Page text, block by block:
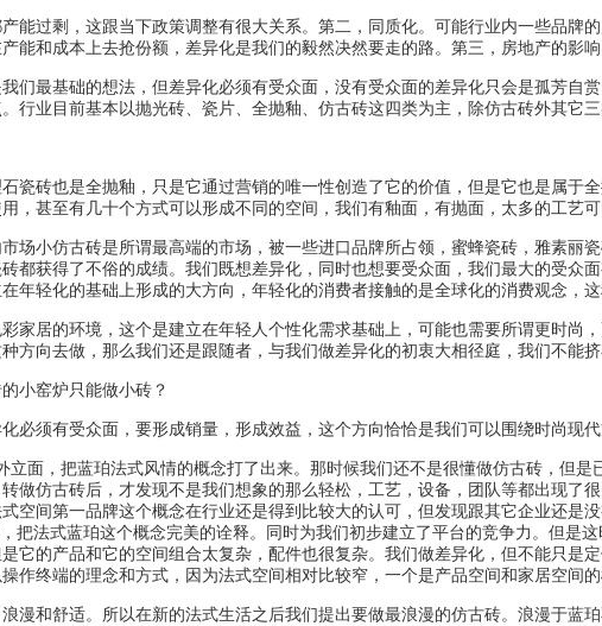
过剩，这跟当下政策调整有很大关系。第二，同质化。可能行业内一些品牌
能和成本上去抢份额，差异化是我们的毅然决然要走的路。第三，房地产的影响
最基础的想法，但差异化必须有受众面，没有受众面的差异化只会是孤芳自
行业目前基本以抛光砖、瓷片、全抛釉、仿古砖这四类为主，除仿古砖外其它
砖也是全抛釉，只是它通过营销的唯一性创造了它的价值，但是它也是属于
，甚至有几十个方式可以形成不同的空间，我们有釉面，有抛面，太多的工艺
小仿古砖是所谓最高端的市场，被一些进口品牌所占领，蜜蜂瓷砖，雅素丽
都获得了不俗的成绩。我们既想差异化，同时也想要受众面，我们最大的受众
年轻化的基础上形成的大方向，年轻化的消费者接触的是全球化的消费观念，
居的环境，这个是建立在年轻人个性化需求基础上，可能也需要所谓更时尚
方向去做，那么我们还是跟随者，与我们做差异化的初衷大相径庭，我们不能
小窑炉只能做小砖？
须有受众面，要形成销量，形成效益，这个方向恰恰是我们可以围绕时尚现代
，把蓝珀法式风情的概念打了出来。那时候我们还不是很懂做仿古砖，但是
做仿古砖后，才发现不是我们想象的那么轻松，工艺，设备，团队等都出现了
空间第一品牌这个概念在行业还是得到比较大的认可，但发现跟其它企业还是
把法式蓝珀这个概念完美的诠释。同时为我们初步建立了平台的竞争力。但是
它的产品和它的空间组合太复杂，配件也很复杂。我们做差异化，但不能只是
作终端的理念和方式，因为法式空间相对比较窄，一个是产品空间和家居空间
和舒适。所以在新的法式生活之后我们提出要做最浪漫的仿古砖。浪漫于蓝